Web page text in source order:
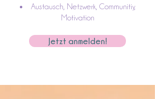
Austausch, Netzwerk, Communitiy,
Motivation
Jetzt anmelden!